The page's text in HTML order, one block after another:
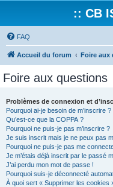
:: CB
FAQ
Accueil du forum Foire aux
Foire aux questions
Problèmes de connexion et
Pourquoi ai-je besoin de m’inscrire ?
Qu’est-ce que la COPPA ?
Pourquoi ne puis-je pas m’inscrire ?
Je suis inscrit mais je ne peux pas
Pourquoi ne puis-je pas me
Je m’étais déjà inscrit par le passé
J’ai perdu mon mot de passe !
Pourquoi suis-je déconnecté
À quoi sert « Supprimer les cookies